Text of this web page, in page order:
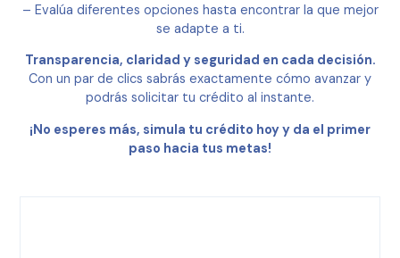
– Evalúa diferentes opciones hasta encontrar la que mejor
se adapte a ti.
Transparencia, claridad y seguridad en cada decisión.
Con un par de clics sabrás exactamente cómo avanzar y
podrás solicitar tu crédito al instante.
¡No esperes más, simula tu crédito hoy y da el primer
paso hacia tus metas!